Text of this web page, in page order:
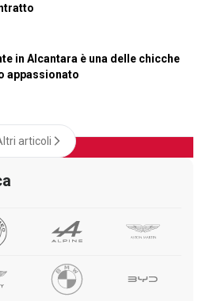
in Alcantara è una delle chicche
appassionato
articoli